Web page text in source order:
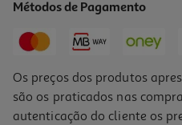
Métodos de Pagamento
Os preços dos produtos
são os praticados nas
autenticação do cliente os